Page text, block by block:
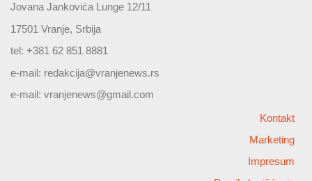
Jovana Jankovića Lunge 12/11
17501 Vranje, Srbija
tel: +381 62 851 8881
e-mail: redakcija@vranjenews.rs
e-mail: vranjenews@gmail.com
Kontakt
Marketing
Impresum